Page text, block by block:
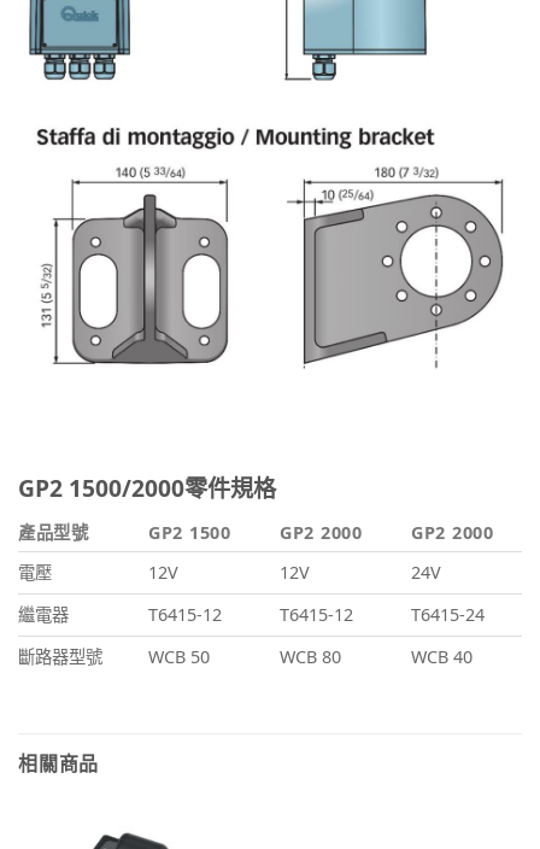
GP2 1500/2000零件規格
產品型號 GP2 1500 GP2 2000
GP2 2000
電壓
12V 12V
24V
繼電器
T6415-12 T6415-12
T6415-24
斷路器型號
WCB 50 WCB 80 WCB 40
相關商品